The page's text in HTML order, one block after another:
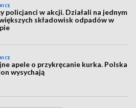
policjanci w akcji. Działali na jednym
składowisk odpadów w
apele o przykręcanie kurka. Polska
wysychają